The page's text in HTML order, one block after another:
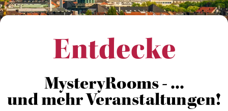
Entdecke
MysteryRooms - ...
und mehr Veranstaltungen!